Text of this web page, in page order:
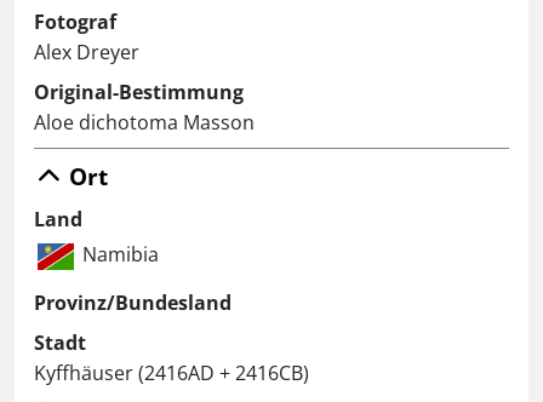
Fotograf
Alex Dreyer
Original-Bestimmung
Aloe dichotoma Masson
Ort
Land
Namibia
Provinz/Bundesland
Stadt
Kyffhäuser (2416AD + 2416CB)